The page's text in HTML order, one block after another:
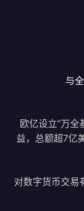
与
欧亿设立“万全
益，总额超7亿
对数字货币交易